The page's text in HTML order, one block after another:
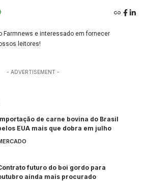
Farmnews e interessado em fornecer
leitores!
- ADVERTISEMENT -
de carne bovina do Brasil
EUA mais que dobra em julho
futuro do boi gordo para
ainda mais procurado